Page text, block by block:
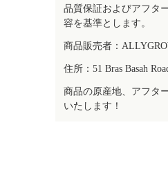
品質保証およびアフタ
容を基準とします。
商品販売者：
住所：51 Bras Basah
商品の原産地、アフタ
いたします！